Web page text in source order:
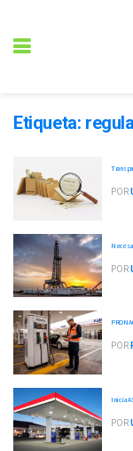
Etiqueta:
POR
POR
POR
Inicia
POR